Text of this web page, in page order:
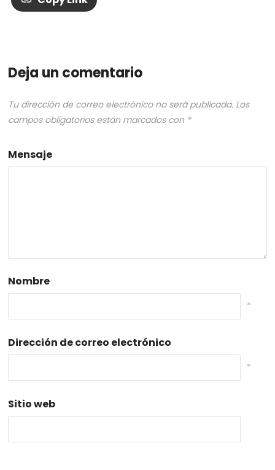
Deja un comentario
Tu dirección de correo electrónico no será publicada. Los
campos obligatorios están marcados con *
Mensaje
Nombre
*
Dirección de correo electrónico
*
Sitio web